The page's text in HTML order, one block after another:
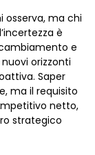
osserva, ma chi
è
e
orizzonti
Saper
ma il requisito
netto,
strategico